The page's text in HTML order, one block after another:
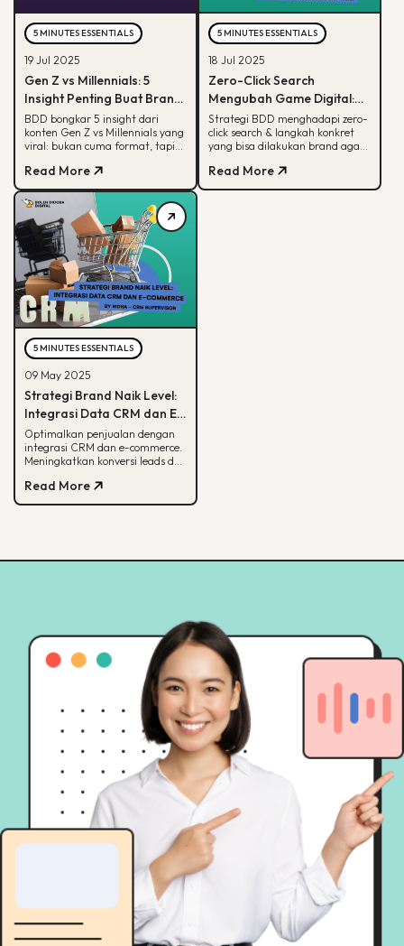
5 MINUTES ESSENTIALS
19 Jul 2025
Gen Z vs Millennials: 5
Insight Penting Buat Brand
yang Mau Tumbuh Lewat
Konten
BDD bongkar 5 insight dari
konten Gen Z vs Millennials yang
viral: bukan cuma format, tapi
Read More
5 MINUTES ESSENTIALS
18 Jul 2025
Zero-Click Search
Mengubah Game Digital:
Begini Strategi BDD & Apa
yang Bisa Dilakukan Brand
Strategi BDD menghadapi zero-
click search & langkah konkret
yang bisa dilakukan brand agar
Google
Read More
5 MINUTES ESSENTIALS
09 May 2025
Strategi Brand Naik Level:
Integrasi Data CRM dan E-
commerce
Optimalkan penjualan dengan
integrasi CRM dan e-commerce.
Meningkatkan konversi leads dan
terarah
Read More